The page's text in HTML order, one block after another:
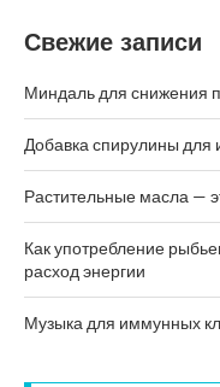
Свежие записи
Миндаль для снижения
Добавка спирулины
Растительные масла —
Как употребление
расход энергии
Музыка для иммунных